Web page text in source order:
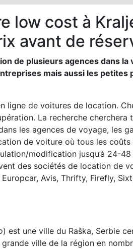
low cost à
avant de
de plusieurs agences dans la
mais aussi les
ligne de voitures de location.
La recherche cherchera
les agences de voyage, les
de voiture où tous les coûts
modification jusqu’à 24-
des sociétés de location de
Avis, Thrifty, Firefly,
) est une ville du Raška, Serbie
ville de la région en